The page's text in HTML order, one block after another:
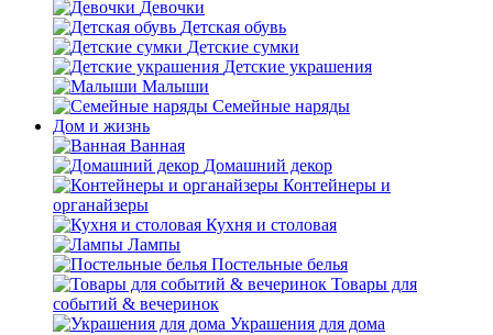
Девочки
Детская обувь
Детские сумки
Детские украшения
Малыши
Семейные наряды
Дом и жизнь
Ванная
Домашний декор
Контейнеры и
органайзеры
Кухня и столовая
Лампы
Постельные белья
Товары для
событий & вечеринок
Украшения для дома